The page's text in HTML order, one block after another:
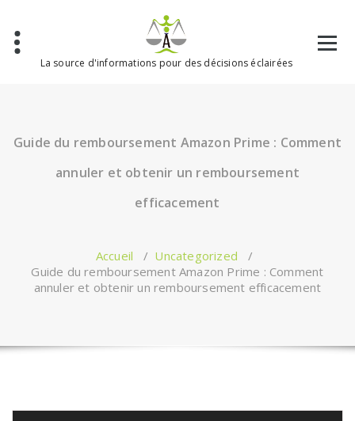
contenu
La source d'informations pour des décisions éclairées
Guide du remboursement Amazon Prime : Comment
annuler et obtenir un remboursement
efficacement
Accueil / Uncategorized /
Guide du remboursement Amazon Prime : Comment
annuler et obtenir un remboursement efficacement